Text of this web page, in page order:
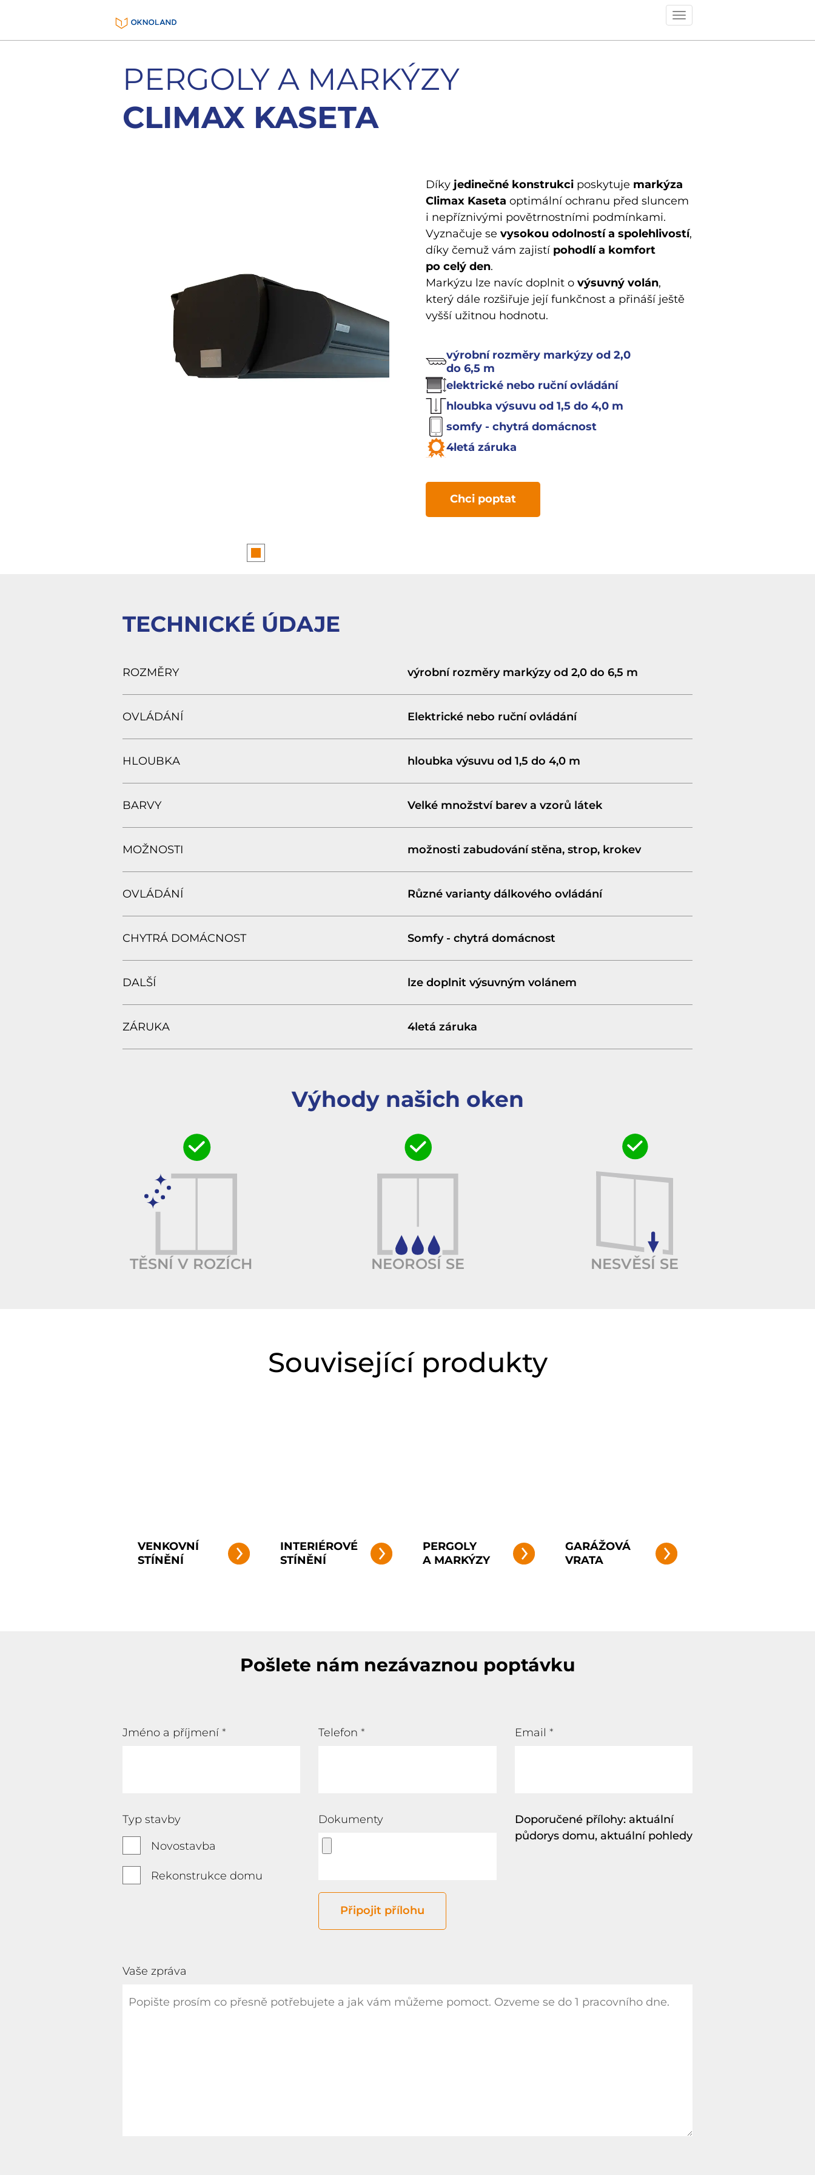
Toggle
PERGOLY A MARKÝZY
CLIMAX KASETA
Díky jedinečné konstrukci poskytuje markýza
Climax Kaseta optimální ochranu před sluncem
i nepříznivými povětrnostními podmínkami.
Vyznačuje se vysokou odolností a spolehlivostí,
díky čemuž vám zajistí pohodlí a komfort
po celý den.
Markýzu lze navíc doplnit o výsuvný volán,
který dále rozšiřuje její funkčnost a přináší ještě
vyšší užitnou hodnotu.
výrobní rozměry markýzy od 2,0
do 6,5 m
elektrické nebo ruční ovládání
hloubka výsuvu od 1,5 do 4,0 m
somfy - chytrá domácnost
4letá záruka
Chci poptat
TECHNICKÉ ÚDAJE
ROZMĚRY výrobní rozměry markýzy od 2,0 do 6,5 m
OVLÁDÁNÍ Elektrické nebo ruční ovládání
HLOUBKA hloubka výsuvu od 1,5 do 4,0 m
BARVY Velké množství barev a vzorů látek
MOŽNOSTI možnosti zabudování stěna, strop, krokev
OVLÁDÁNÍ Různé varianty dálkového ovládání
CHYTRÁ DOMÁCNOST Somfy - chytrá domácnost
DALŠÍ lze doplnit výsuvným volánem
ZÁRUKA 4letá záruka
Výhody našich oken
TĚSNÍ V ROZÍCH NEOROSÍ SE NESVĚSÍ SE
Související produkty
VENKOVNÍ
STÍNĚNÍ
INTERIÉROVÉ
STÍNĚNÍ
PERGOLY
A MARKÝZY
GARÁŽOVÁ
VRATA
Pošlete nám nezávaznou poptávku
Jméno a příjmení * Telefon* Email *
Doporučené přílohy: aktuální
půdorys domu, aktuální pohledy
Typ stavby
Novostavba
Rekonstrukce domu
Dokumenty
Připojit přílohu
Vaše zpráva